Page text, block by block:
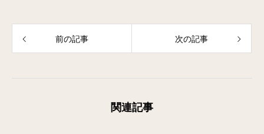
前の記事 次の記事
関連記事